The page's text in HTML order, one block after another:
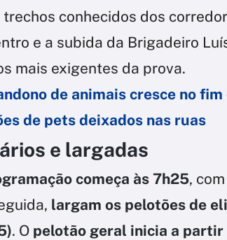
conhecidos dos
e a subida da Brigadeiro
mais exigentes da prova.
de animais cresce no
de pets deixados nas ruas
e largadas
começa às 7h25,
largam os pelotões de
. O pelotão geral inicia a partir